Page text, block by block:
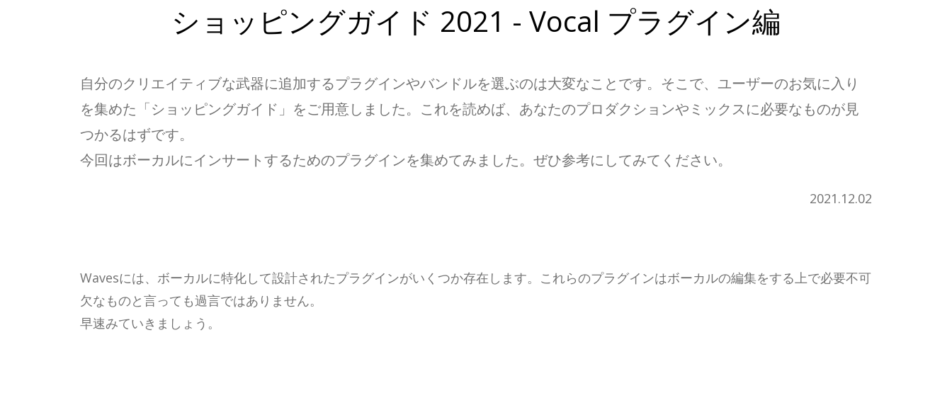
ショッピングガイド 2021 - Vocal プラグイン編
自分のクリエイティブな武器に追加するプラグインやバンドルを選ぶのは大変なことです。そこで、ユーザーのお気に入り
を集めた「ショッピングガイド」をご用意しました。これを読めば、あなたのプロダクションやミックスに必要なものが見
つかるはずです。
今回はボーカルにインサートするためのプラグインを集めてみました。ぜひ参考にしてみてください。
2021.12.02
Wavesには、ボーカルに特化して設計されたプラグインがいくつか存在します。これらのプラグインはボーカルの編集をする上で必要不可
欠なものと言っても過言ではありません。
早速みていきましょう。